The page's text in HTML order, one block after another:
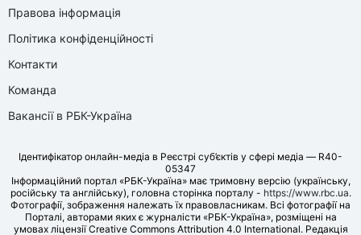
Правова інформація
Політика конфіденційності
Контакти
Команда
Вакансії в РБК-Україна
Ідентифікатор онлайн-медіа в Реєстрі суб’єктів у сфері медіа — R40-
05347
Інформаційний портал «РБК-Україна» має тримовну версію (українську,
російську та англійську), головна сторінка порталу - https://www.rbc.ua.
Фотографії, зображення належать їх правовласникам. Всі фотографії на
Порталі, авторами яких є журналісти «РБК-Україна», розміщені на
умовах ліцензії Creative Commons Attribution 4.0 International. Редакція